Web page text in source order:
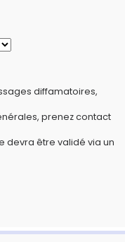
diffamatoires,
prenez contact
devra être validé via un